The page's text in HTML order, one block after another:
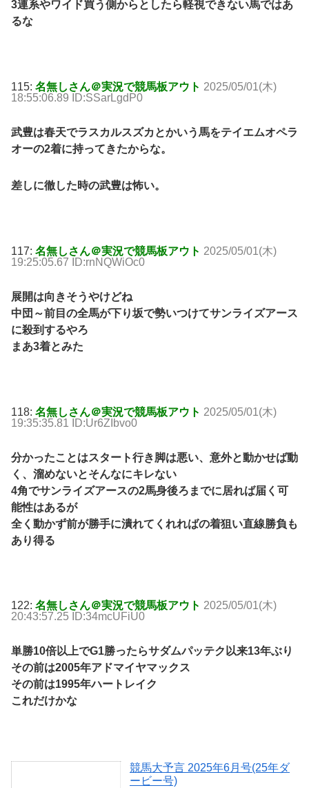
3連系やワイド買う側からとしたら軽視できない馬ではあ
るな
115: 名無しさん＠実況で競馬板アウト 2025/05/01(木)
18:55:06.89 ID:SSarLgdP0
武豊は春天でラスカルスズカとかいう馬をテイエムオペラ
オーの2着に持ってきたからな。
差しに徹した時の武豊は怖い。
117: 名無しさん＠実況で競馬板アウト 2025/05/01(木)
19:25:05.67 ID:rnNQWiOc0
展開は向きそうやけどね
中団～前目の全馬が下り坂で勢いつけてサンライズアース
に殺到するやろ
まあ3着とみた
118: 名無しさん＠実況で競馬板アウト 2025/05/01(木)
19:35:35.81 ID:Ur6ZIbvo0
分かったことはスタート行き脚は悪い、意外と動かせば動
く、溜めないとそんなにキレない
4角でサンライズアースの2馬身後ろまでに居れば届く可
能性はあるが
全く動かず前が勝手に潰れてくれればの着狙い直線勝負も
あり得る
122: 名無しさん＠実況で競馬板アウト 2025/05/01(木)
20:43:57.25 ID:34mcUFiU0
単勝10倍以上でG1勝ったらサダムパッテク以来13年ぶり
その前は2005年アドマイヤマックス
その前は1995年ハートレイク
これだけかな
競馬大予言 2025年6月号(25年ダ
ービー号)